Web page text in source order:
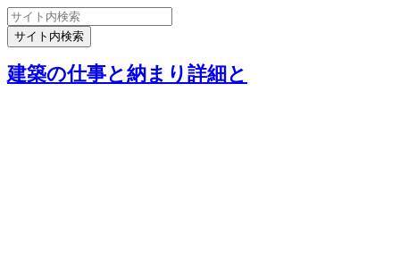
建築の仕事と納まり詳細と